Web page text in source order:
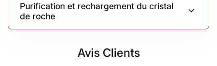
Purification et rechargement du cristal
de roche
expand_more
Avis Clients